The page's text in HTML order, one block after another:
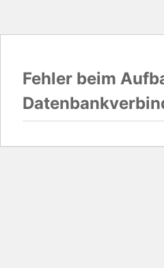
Fehler beim